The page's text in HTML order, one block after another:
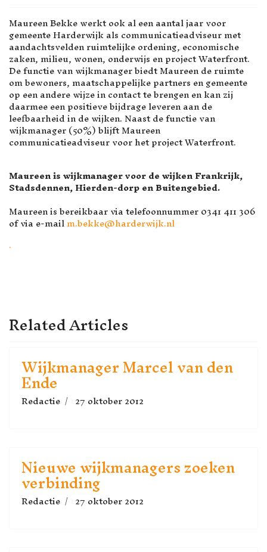
Maureen Bekke werkt ook al een aantal jaar voor
gemeente Harderwijk als communicatieadviseur met
aandachtsvelden ruimtelijke ordening, economische
zaken, milieu, wonen, onderwijs en project Waterfront.
De functie van wijkmanager biedt Maureen de ruimte
om bewoners, maatschappelijke partners en gemeente
op een andere wijze in contact te brengen en kan zij
daarmee een positieve bijdrage leveren aan de
leefbaarheid in de wijken. Naast de functie van
wijkmanager (50%) blijft Maureen
communicatieadviseur voor het project Waterfront.
Maureen is wijkmanager voor de wijken Frankrijk,
Stadsdennen, Hierden-dorp en Buitengebied.
Maureen is bereikbaar via telefoonnummer 0341 411 306
of via e-mailm.bekke@harderwijk.nl
.
Related Articles
Wijkmanager Marcel van den
Ende
Redactie 27 oktober 2012
Nieuwe wijkmanagers zoeken
verbinding
Redactie 27 oktober 2012